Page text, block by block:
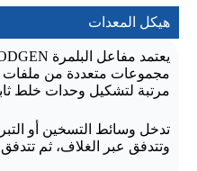
هيكل المعدات
مجموعات متعددة من ملفات
مرتبة لتشكيل وحدات خلط
تدخل وسائط التسخين أو
وتتدفق عبر الغلاف، ثم